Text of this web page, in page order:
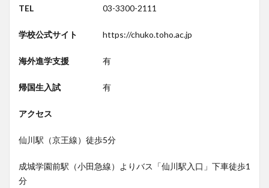
TEL 03-3300-2111
学校公式サイト https://chuko.toho.ac.jp
海外進学支援 有
帰国生入試 有
アクセス
仙川駅（京王線）徒歩5分
成城学園前駅（小田急線）よりバス「仙川駅入口」下車徒歩1
分